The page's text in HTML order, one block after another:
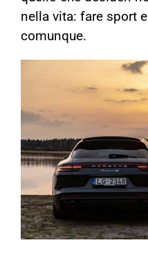
nella vita: fare sport
comunque.